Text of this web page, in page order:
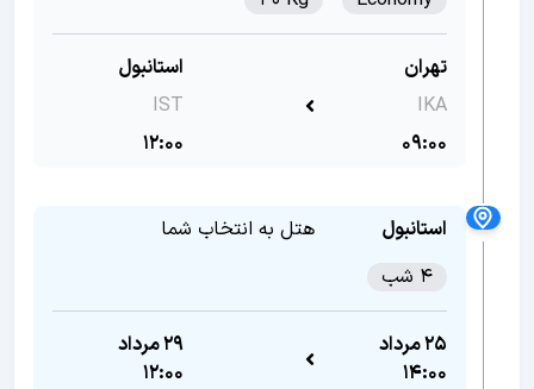
تهران
IKA
09:00
استانبول
IST
12:00
استانبول
هتل به انتخاب شما
4 شب
25 مرداد
14:00
29 مرداد
12:00